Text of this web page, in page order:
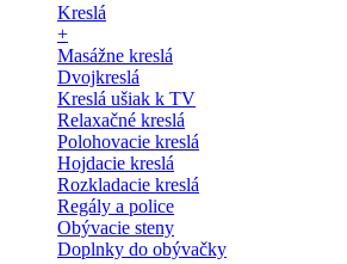
Kreslá
+
Masážne kreslá
Dvojkreslá
Kreslá ušiak k TV
Relaxačné kreslá
Polohovacie kreslá
Hojdacie kreslá
Rozkladacie kreslá
Regály a police
Obývacie steny
Doplnky do obývačky